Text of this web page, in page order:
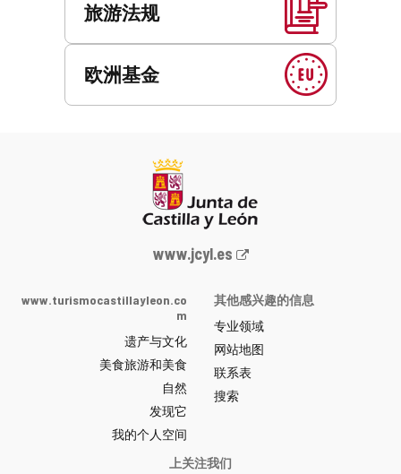
旅游法规
欧洲基金
Junta
y
León
网
站
门
户
-
www.jcyl.es
www.turismocastillayleon.co
m
遗产与文化
美食旅游和美食
自然
发现它
我的个人空间
其他感兴趣的信息
专业领域
网站地图
联系表
搜索
上关注我们